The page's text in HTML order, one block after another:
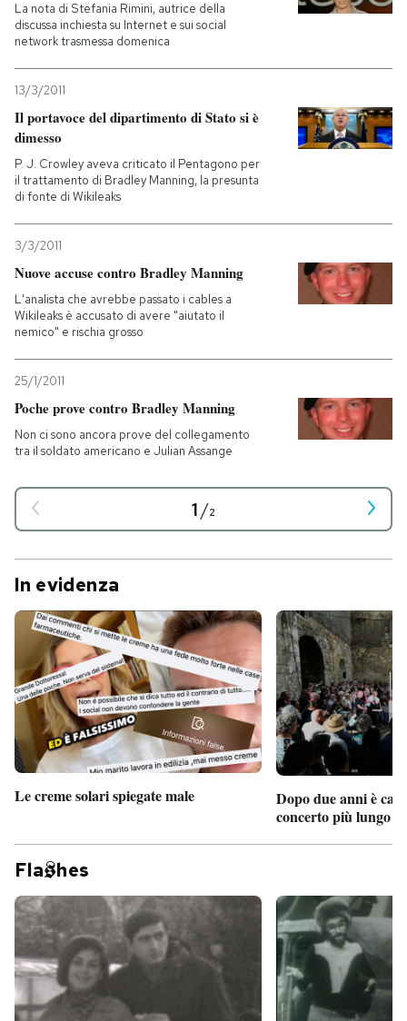
La nota di Stefania Rimini, autrice della
discussa inchiesta su Internet e sui social
network trasmessa domenica
13/3/2011
Il portavoce del dipartimento di Stato si è
dimesso
P. J. Crowley aveva criticato il Pentagono per
il trattamento di Bradley Manning, la presunta
di fonte di Wikileaks
3/3/2011
Nuove accuse contro Bradley Manning
L'analista che avrebbe passato i cables a
Wikileaks è accusato di avere "aiutato il
nemico" e rischia grosso
25/1/2011
Poche prove contro Bradley Manning
Non ci sono ancora prove del collegamento
tra il soldato americano e Julian Assange
1/2
In evidenza
Le creme solari spiegate male
Dopo due anni è
concerto più lungo
Fla hes